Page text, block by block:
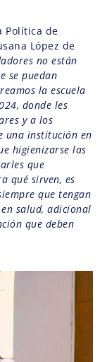
Política de
López de
no están
se puedan
la escuela
donde les
y a los
una institución en
higienizarse las
que
qué sirven, es
que tengan
salud, adicional
que deben